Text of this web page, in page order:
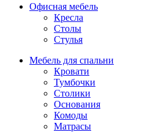
Офисная мебель
Кресла
Столы
Стулья
Мебель для спальни
Кровати
Тумбочки
Столики
Основания
Комоды
Матрасы